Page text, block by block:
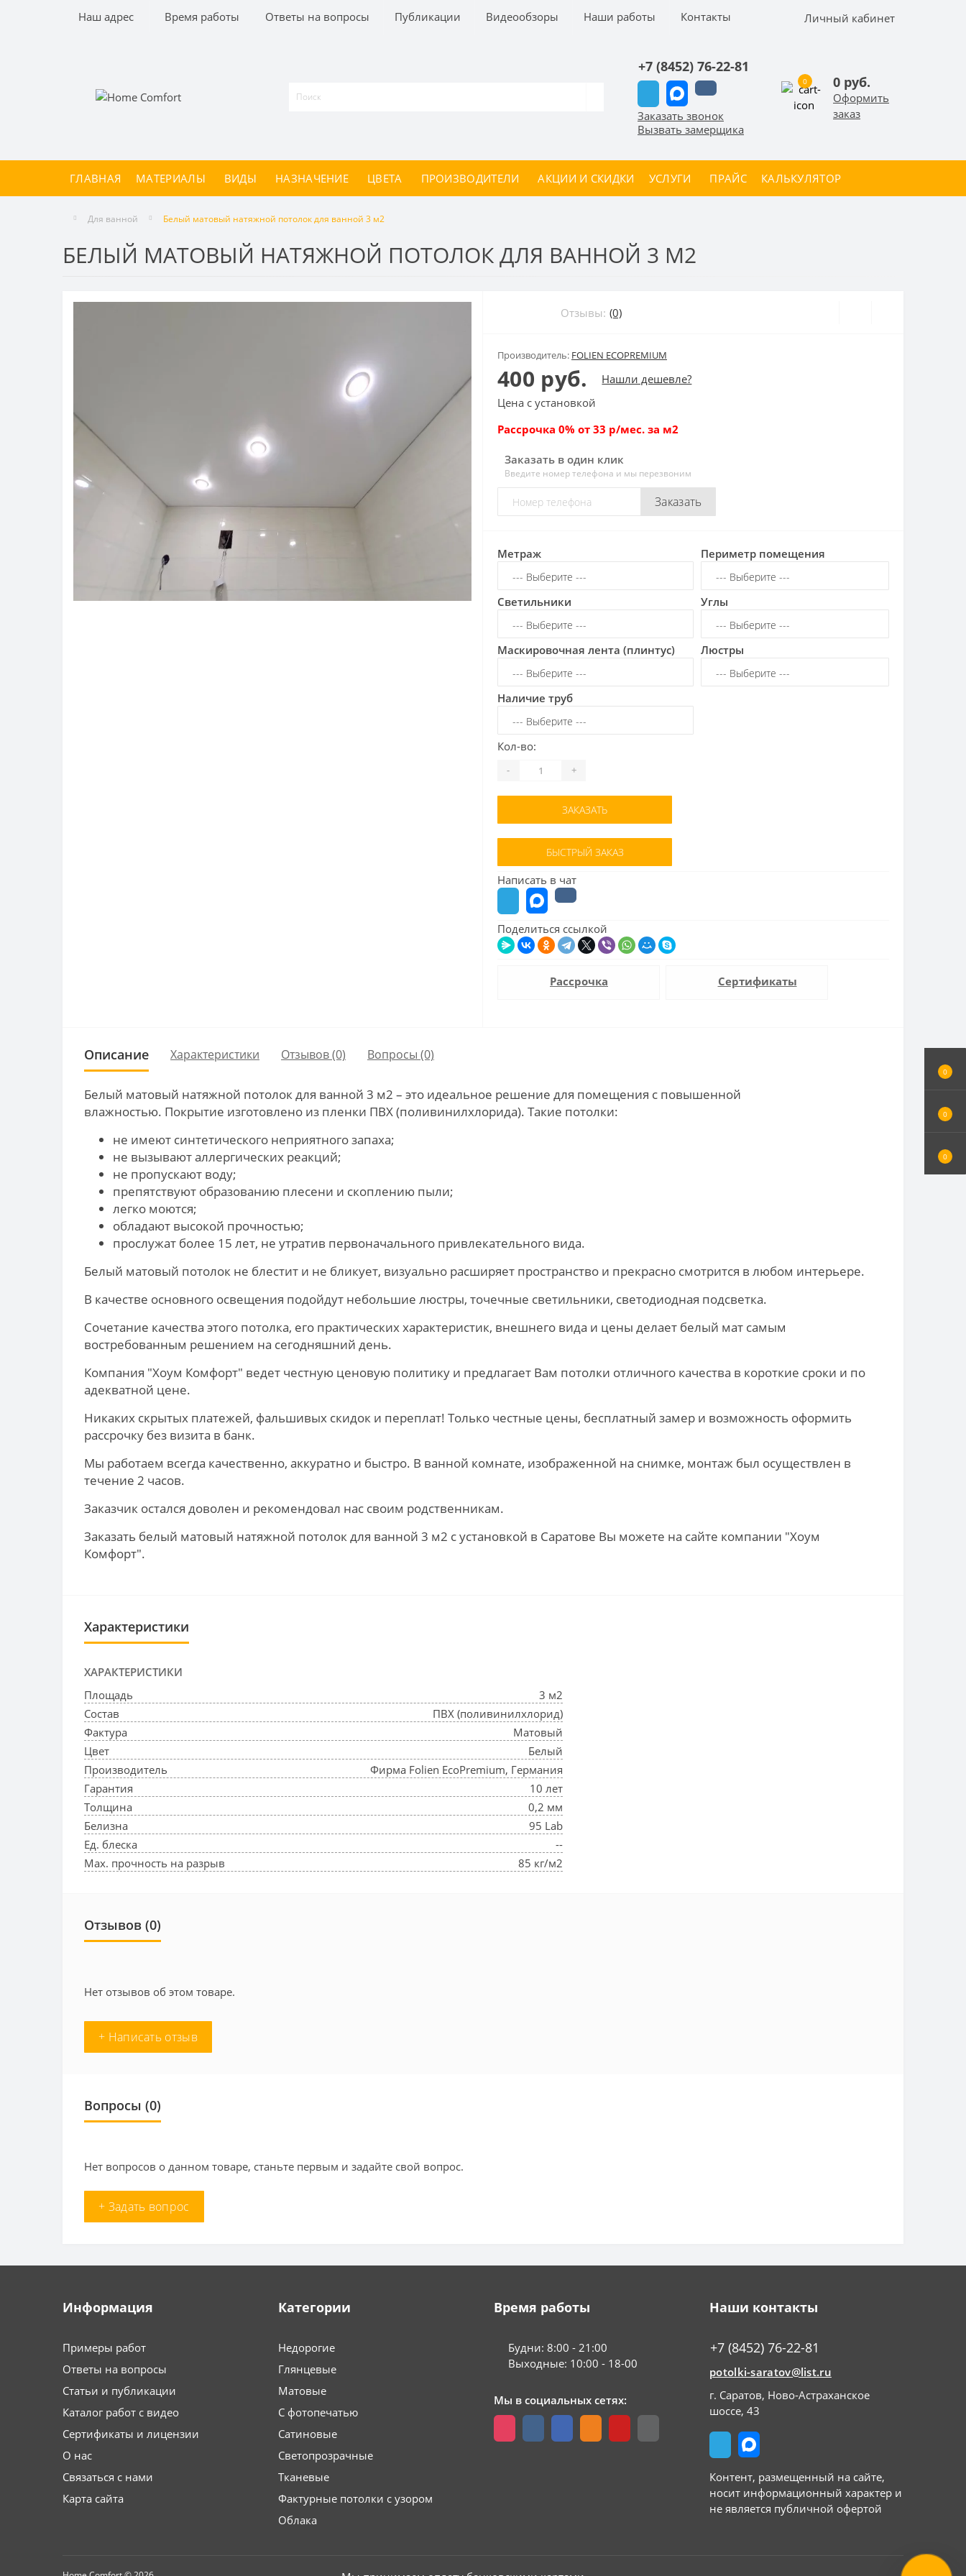
0
0
0
Наш адрес Время работы Ответы на вопросы Публикации Видеообзоры Наши работы Контакты Личный кабинет
+7 (8452) 76-22-81
Заказать звонок
Вызвать замерщика
0 0 руб.
Оформить
заказ
ГЛАВНАЯ МАТЕРИАЛЫ ВИДЫ НАЗНАЧЕНИЕ ЦВЕТА ПРОИЗВОДИТЕЛИ АКЦИИ И СКИДКИ УСЛУГИ ПРАЙС КАЛЬКУЛЯТОР
Для ванной Белый матовый натяжной потолок для ванной 3 м2
БЕЛЫЙ МАТОВЫЙ НАТЯЖНОЙ ПОТОЛОК ДЛЯ ВАННОЙ 3 М2
Отзывы: (0)
Производитель: FOLIEN ECOPREMIUM
400 руб.
Нашли дешевле?
Цена с установкой
Рассрочка 0% от 33 р/мес. за м2
Заказать в один клик
Введите номер телефона и мы перезвоним
Заказать
Метраж Периметр помещения
Светильники Углы
Маскировочная лента (плинтус) Люстры
Наличие труб
Кол-во:
- +
ЗАКАЗАТЬ
БЫСТРЫЙ ЗАКАЗ
Написать в чат
Поделиться ссылкой
Рассрочка Сертификаты
Описание Характеристики Отзывов (0) Вопросы (0)
Белый матовый натяжной потолок для ванной 3 м2 – это идеальное решение для помещения с повышенной
влажностью. Покрытие изготовлено из пленки ПВХ (поливинилхлорида). Такие потолки:
не имеют синтетического неприятного запаха;
не вызывают аллергических реакций;
не пропускают воду;
препятствуют образованию плесени и скоплению пыли;
легко моются;
обладают высокой прочностью;
прослужат более 15 лет, не утратив первоначального привлекательного вида.
Белый матовый потолок не блестит и не бликует, визуально расширяет пространство и прекрасно смотрится в любом интерьере.
В качестве основного освещения подойдут небольшие люстры, точечные светильники, светодиодная подсветка.
Сочетание качества этого потолка, его практических характеристик, внешнего вида и цены делает белый мат самым
востребованным решением на сегодняшний день.
Компания "Хоум Комфорт" ведет честную ценовую политику и предлагает Вам потолки отличного качества в короткие сроки и по
адекватной цене.
Никаких скрытых платежей, фальшивых скидок и переплат! Только честные цены, бесплатный замер и возможность оформить
рассрочку без визита в банк.
Мы работаем всегда качественно, аккуратно и быстро. В ванной комнате, изображенной на снимке, монтаж был осуществлен в
течение 2 часов.
Заказчик остался доволен и рекомендовал нас своим родственникам.
Заказать белый матовый натяжной потолок для ванной 3 м2 с установкой в Саратове Вы можете на сайте компании "Хоум
Комфорт".
Характеристики
ХАРАКТЕРИСТИКИ
Площадь
3 м2
Состав
ПВХ (поливинилхлорид)
Фактура
Матовый
Цвет
Белый
Производитель
Фирма Folien EcoPremium, Германия
Гарантия
10 лет
Толщина
0,2 мм
Белизна
95 Lab
Ед. блеска
--
Max. прочность на разрыв
85 кг/м2
Отзывов (0)
Нет отзывов об этом товаре.
+ Написать отзыв
Вопросы (0)
Нет вопросов о данном товаре, станьте первым и задайте свой вопрос.
+ Задать вопрос
Информация
Примеры работ
Ответы на вопросы
Статьи и публикации
Каталог работ с видео
Сертификаты и лицензии
О нас
Связаться с нами
Карта сайта
Категории
Недорогие
Глянцевые
Матовые
С фотопечатью
Сатиновые
Светопрозрачные
Тканевые
Фактурные потолки с узором
Облака
Время работы
Будни: 8:00 - 21:00
Выходные: 10:00 - 18-00
Мы в социальных сетях:
Наши контакты
+7 (8452) 76-22-81
potolki-saratov@list.ru
г. Саратов, Ново-Астраханское
шоссе, 43
Контент, размещенный на сайте,
носит информационный характер и
не является публичной офертой